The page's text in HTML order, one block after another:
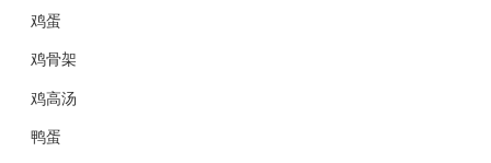
鸡蛋
鸡骨架
鸡高汤
鸭蛋